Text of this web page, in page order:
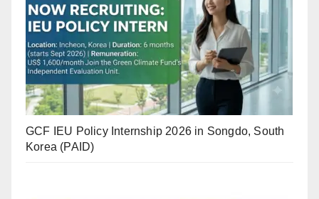
GCF IEU Policy Internship 2026 in Songdo, South
Korea (PAID)